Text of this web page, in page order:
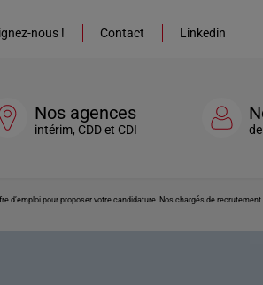
nous ! Contact Linkedin
Nos agences
intérim, CDD et CDI
d’emploi pour proposer votre candidature. Nos chargés de